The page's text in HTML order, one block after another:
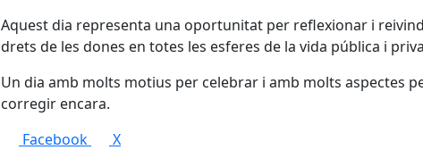
Aquest dia representa una oportunitat per reflexionar i
drets de les dones en totes les esferes de la vida pública i
Un dia amb molts motius per celebrar i amb molts aspectes
corregir encara.
Facebook
X